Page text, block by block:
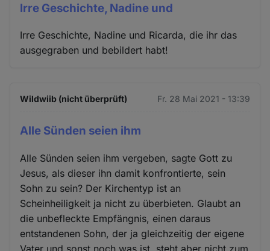
Irre Geschichte, Nadine und
Irre Geschichte, Nadine und Ricarda, die ihr das
ausgegraben und bebildert habt!
Wildwiib (nicht überprüft) Fr. 28 Mai 2021 - 13:39
Alle Sünden seien ihm
Alle Sünden seien ihm vergeben, sagte Gott zu
Jesus, als dieser ihn damit konfrontierte, sein
Sohn zu sein? Der Kirchentyp ist an
Scheinheiligkeit ja nicht zu überbieten. Glaubt an
die unbefleckte Empfängnis, einen daraus
entstandenen Sohn, der ja gleichzeitig der eigene
Vater und sonst noch was ist, steht aber nicht zum